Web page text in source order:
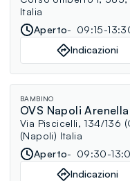
Italia
Aperto
09:15-
Indicazioni
BAMBINO
OVS Napoli
Via Piscicelli, 134/136
(Napoli) Italia
Aperto
09:30-
Indicazioni